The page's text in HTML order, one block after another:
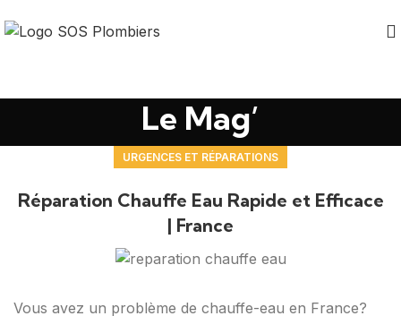
Le Mag’
URGENCES ET RÉPARATIONS
Réparation Chauffe Eau Rapide et Efficace
| France
Vous avez un problème de chauffe-eau en France?